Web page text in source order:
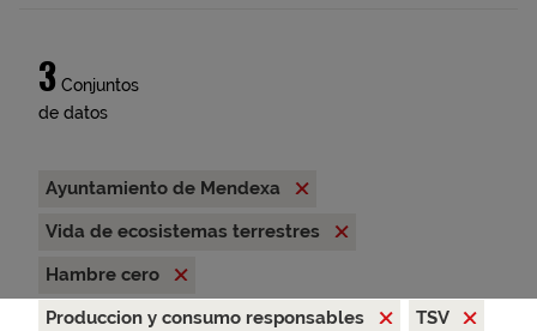
3 Conjuntos
de datos
Ayuntamiento de Mendexa
Vida de ecosistemas terrestres
Hambre cero
Produccion y consumo responsables
TSV